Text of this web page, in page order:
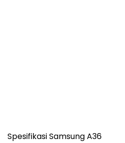
Spesifikasi Samsung A36